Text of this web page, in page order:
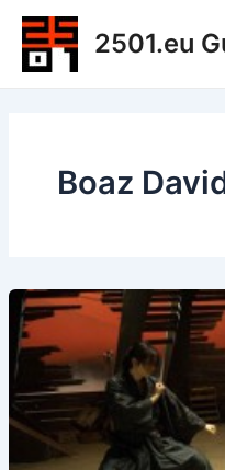
Zum
Inhalt
springen
2501.eu
Boaz